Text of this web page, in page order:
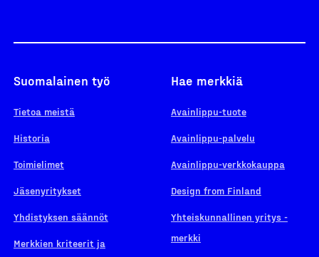
Suomalainen työ
Tietoa meistä
Historia
Toimielimet
Jäsenyritykset
Yhdistyksen säännöt
Merkkien kriteerit ja
Hae merkkiä
Avainlippu-tuote
Avainlippu-palvelu
Avainlippu-verkkokauppa
Design from Finland
Yhteiskunnallinen yritys -
merkki